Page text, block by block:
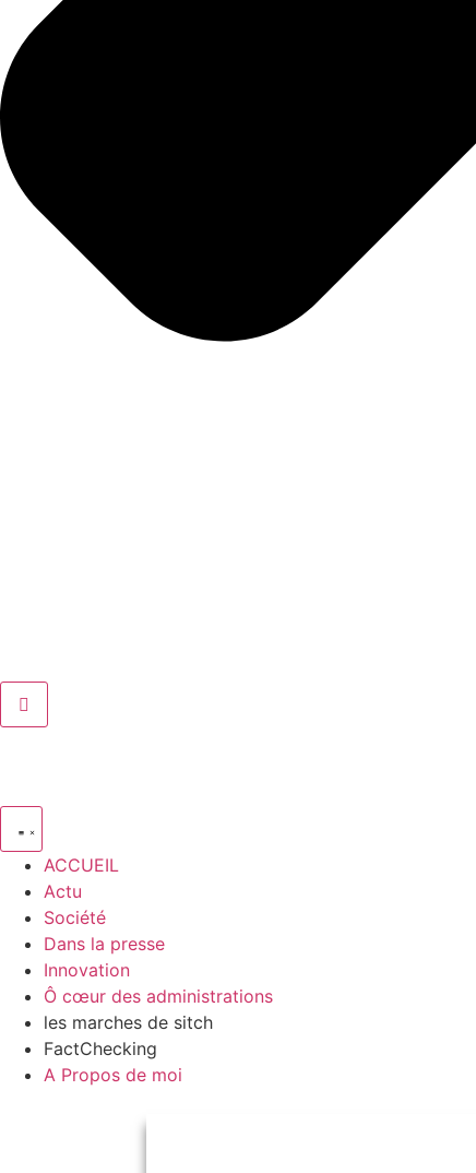
ACCUEIL
Actu
Société
Dans la presse
Innovation
Ô cœur des administrations
les marches de sitch
FactChecking
A Propos de moi